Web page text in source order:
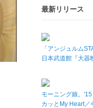
最新リリース
「アンジュルム
日本武道館『大器
モーニング娘。
カッとMy Heart／